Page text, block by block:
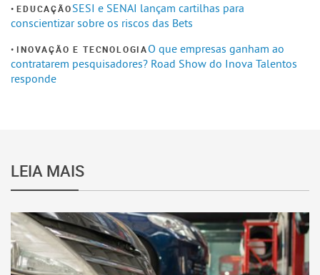
EDUCAÇÃOSESI e SENAI lançam cartilhas para
conscientizar sobre os riscos das Bets
INOVAÇÃO E TECNOLOGIAO que empresas ganham ao
contratarem pesquisadores? Road Show do Inova Talentos
responde
LEIA MAIS